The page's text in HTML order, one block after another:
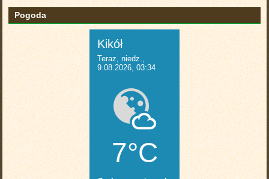
Pogoda